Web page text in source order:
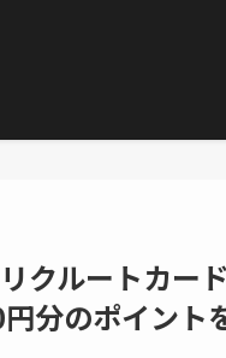
クルートカー
分のポイント